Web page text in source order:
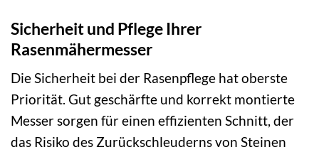
Sicherheit und Pflege Ihrer
Rasenmähermesser
Die Sicherheit bei der Rasenpflege hat oberste
Priorität. Gut geschärfte und korrekt montierte
Messer sorgen für einen effizienten Schnitt, der
das Risiko des Zurückschleuderns von Steinen